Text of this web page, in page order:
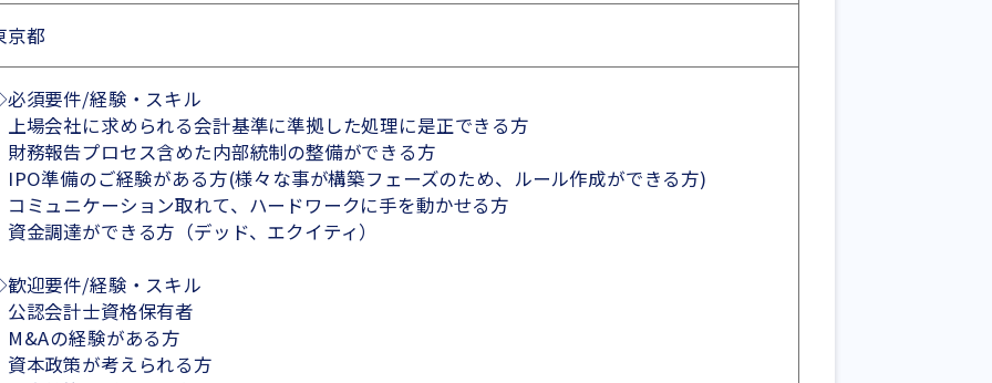
京都
須要件/経験・スキル
上場会社に求められる会計基準に準拠した処理に是正できる方
財務報告プロセス含めた内部統制の整備ができる方
IPO準備のご経験がある方(様々な事が構築フェーズのため、ルール作成ができる方)
コミュニケーション取れて、ハードワークに手を動かせる方
資金調達ができる方（デッド、エクイティ）
迎要件/経験・スキル
公認会計士資格保有者
M&Aの経験がある方
資本政策が考えられる方